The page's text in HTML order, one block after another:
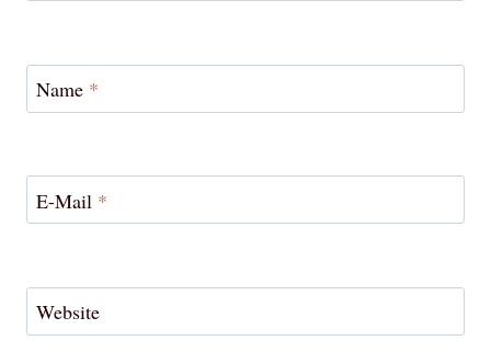
Name *
E-Mail *
Website